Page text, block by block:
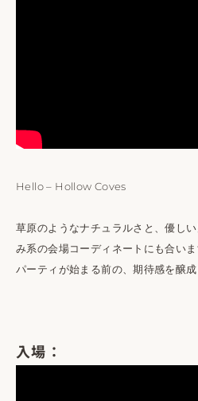
Hello – Hollow Coves
草原のようなナチュラルさと、優し
み系の会場コーディネートにも合いま
パーティが始まる前の、期待感を醸
入場：